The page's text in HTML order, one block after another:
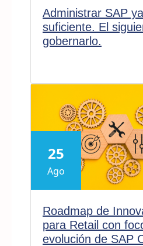
Administrar SAP
suficiente. El
gobernarlo.
25
Ago
Roadmap de
para Retail con
evolución de SAP